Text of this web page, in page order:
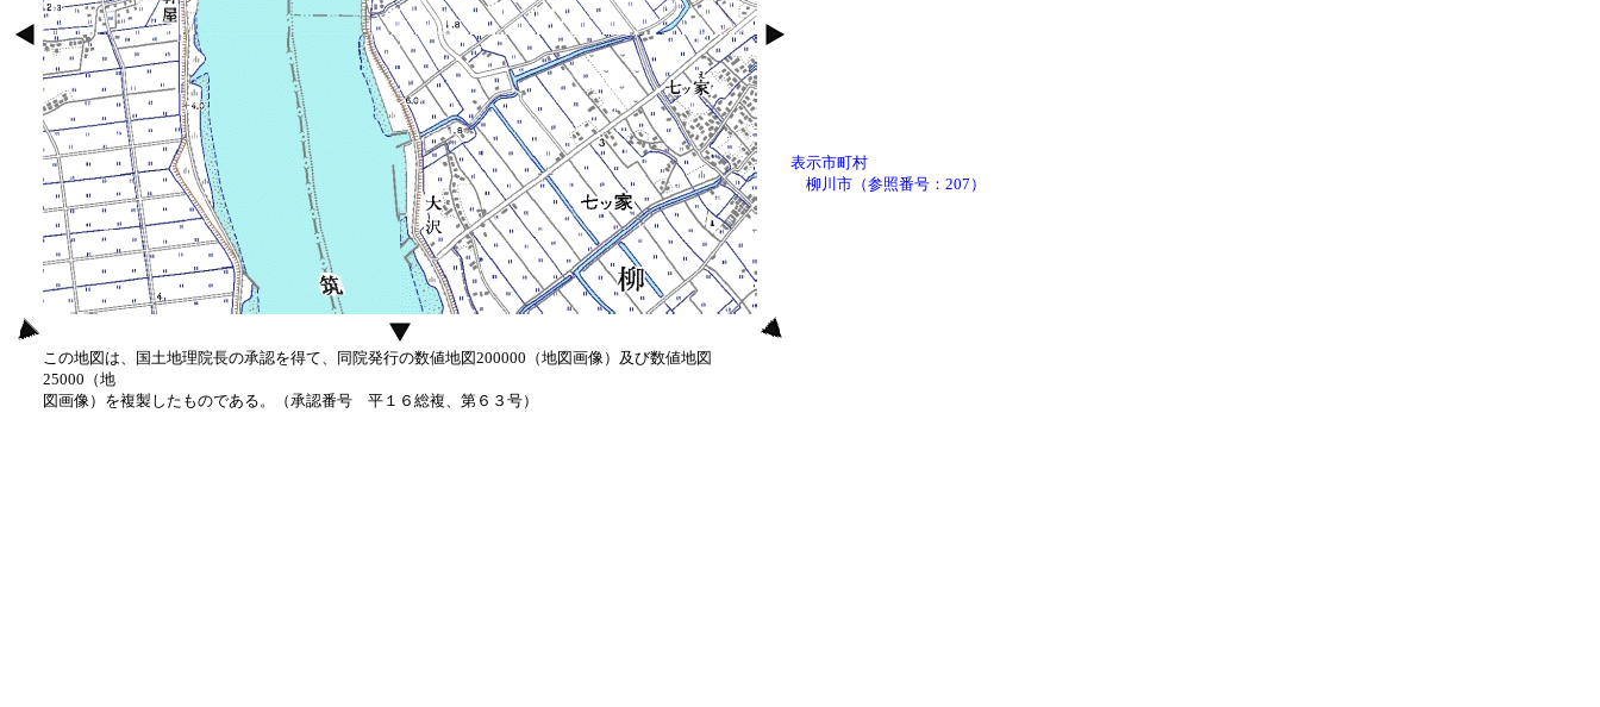
表示市町村
柳川市（参照番号：207）
この地図は、国土地理院長の承認を得て、同院発行の数値地図200000（地図画像）及び数値地図
25000（地
図画像）を複製したものである。（承認番号 平１６総複、第６３号）